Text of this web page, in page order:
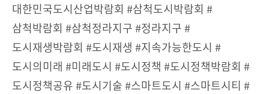
대한민국도시산업박람회 #삼척도시박람회 #
삼척박람회 #삼척정라지구 #정라지구 #
도시재생박람회 #도시재생 #지속가능한도시 #
도시의미래 #미래도시 #도시정책 #도시정책박람회 #
도시정책공유 #도시기술 #스마트도시 #스마트시티 #